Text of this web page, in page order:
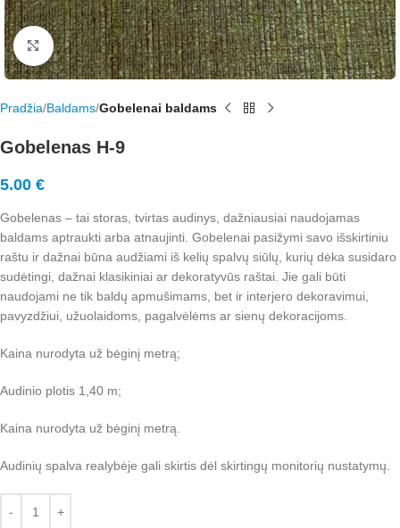
Rodyti nuotrauką visame ekrane
Pradžia Baldams Gobelenai baldams
Gobelenas H-9
5.00 €
Gobelenas – tai storas, tvirtas audinys, dažniausiai naudojamas
baldams aptraukti arba atnaujinti. Gobelenai pasižymi savo išskirtiniu
raštu ir dažnai būna audžiami iš kelių spalvų siūlų, kurių dėka susidaro
sudėtingi, dažnai klasikiniai ar dekoratyvūs raštai. Jie gali būti
naudojami ne tik baldų apmušimams, bet ir interjero dekoravimui,
pavyzdžiui, užuolaidoms, pagalvėlėms ar sienų dekoracijoms.
Kaina nurodyta už bėginį metrą;
Audinio plotis 1,40 m;
Kaina nurodyta už bėginį metrą.
Audinių spalva realybėje gali skirtis dėl skirtingų monitorių nustatymų.